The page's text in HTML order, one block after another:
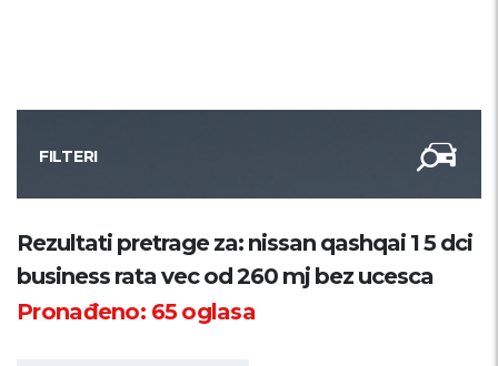
FILTERI
Kategorija
Županija
Rezultati pretrage za: nissan qashqai 1 5 dci
business rata vec od 260 mj bez ucesca
Pronađeno: 65oglasa